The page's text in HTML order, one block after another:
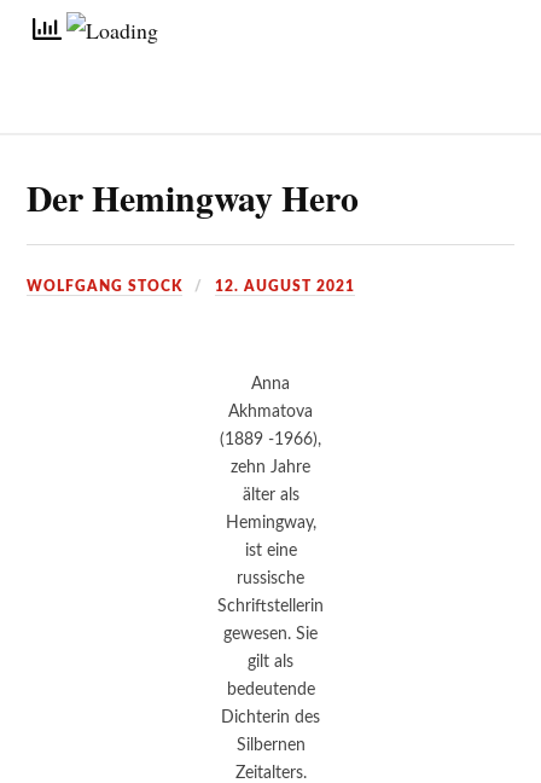
Der Hemingway Hero
WOLFGANG STOCK 12. AUGUST 2021
Anna
Akhmatova
(1889 -1966),
zehn Jahre
älter als
Hemingway,
ist eine
russische
Schriftstellerin
gewesen. Sie
gilt als
bedeutende
Dichterin des
Silbernen
Zeitalters.